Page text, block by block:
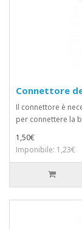
Connettore
Il connettore è
per connettere la
1,50€
Imponibile: 1,23€